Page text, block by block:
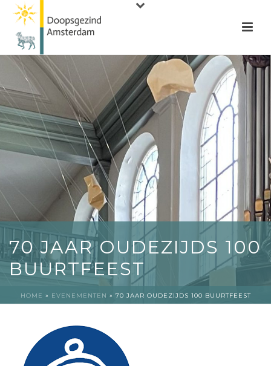
70 JAAR OUDEZIJDS 100
BUURTFEEST
HOME » EVENEMENTEN » 70 JAAR OUDEZIJDS 100 BUURTFEEST